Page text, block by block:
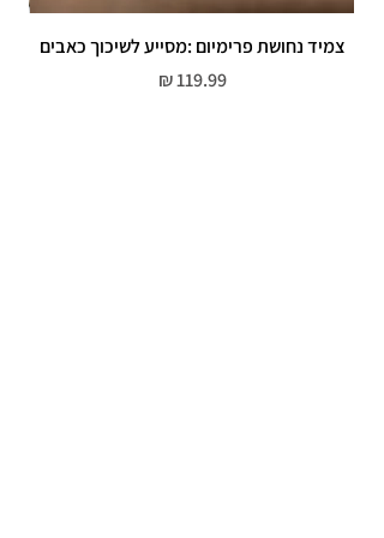
צמיד נחושת פרימיום :מסייע לשיכוך כאבים
מחיר‏119.99 ‏₪